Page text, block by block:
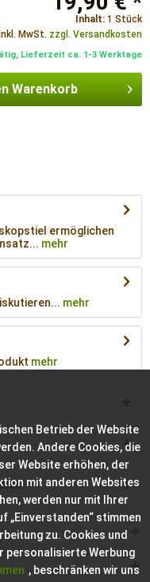
Inhalt: 1 Stück
MwSt. zzgl. Versandkosten
Lieferzeit ca. 1-3 Werktage
Warenkorb
ermöglichen
mehr
mehr
mehr
Betrieb der Website
Andere Cookies, die
Website erhöhen, der
mit anderen Websites
werden nur mit Ihrer
„Einverstanden“ stimmen
zu. Cookies und
personalisierte Werbung
, beschränken wir uns